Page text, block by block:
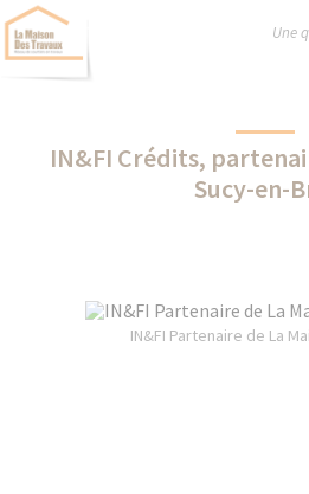
Une
IN&FI Crédits,
Sucy-en-
IN&FI Partenaire de La